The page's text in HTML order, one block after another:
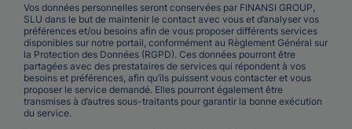
Vos données personnelles seront conservées par FINANSI GROUP,
SLU dans le but de maintenir le contact avec vous et d’analyser vos
préférences et/ou besoins afin de vous proposer différents services
disponibles sur notre portail, conformément au Règlement Général sur
la Protection des Données (RGPD). Ces données pourront être
partagées avec des prestataires de services qui répondent à vos
besoins et préférences, afin qu’ils puissent vous contacter et vous
proposer le service demandé. Elles pourront également être
transmises à d’autres sous-traitants pour garantir la bonne exécution
du service.